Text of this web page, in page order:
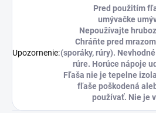
Upozornenie:
Pred použitím
umývačke
Nepoužívajte
Chráňte pred
(sporáky, rúry).
rúre. Horúce nápoje
Fľaša nie je tepelne
fľaše poškodená
používať. Nie je